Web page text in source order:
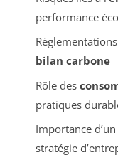
performance
bilan carbone
Rôle des
pratiques
Importance d’un
stratégie